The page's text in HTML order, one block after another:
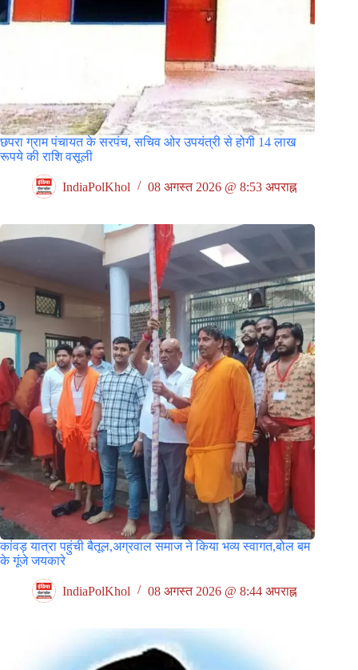
छपरा ग्राम पंचायत के सरपंच, सचिव ओर उपयंत्री से होगी 14 लाख
रूपये की राशि वसूली
IndiaPolKhol 08 अगस्त 2026 @ 8:53 अपराह्न
कांवड़ यात्रा पहुंची बैतूल,अग्रवाल समाज ने किया भव्य स्वागत,बोल बम
के गूंजे जयकारे
IndiaPolKhol 08 अगस्त 2026 @ 8:44 अपराह्न